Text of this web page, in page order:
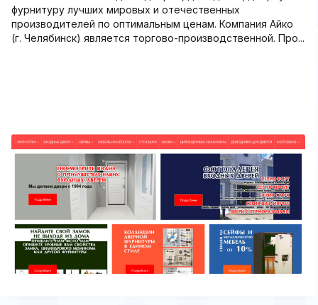
фурнитуру лучших мировых и отечественных
производителей по оптимальным ценам. Компания Айко
(г. Челябинск) является торгово-производственной. Про...